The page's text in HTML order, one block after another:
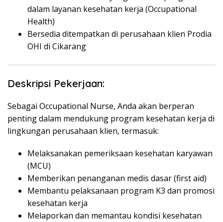
dalam layanan kesehatan kerja (Occupational
Health)
Bersedia ditempatkan di perusahaan klien Prodia
OHI di Cikarang
Deskripsi Pekerjaan:
Sebagai Occupational Nurse, Anda akan berperan
penting dalam mendukung program kesehatan kerja di
lingkungan perusahaan klien, termasuk:
Melaksanakan pemeriksaan kesehatan karyawan
(MCU)
Memberikan penanganan medis dasar (first aid)
Membantu pelaksanaan program K3 dan promosi
kesehatan kerja
Melaporkan dan memantau kondisi kesehatan